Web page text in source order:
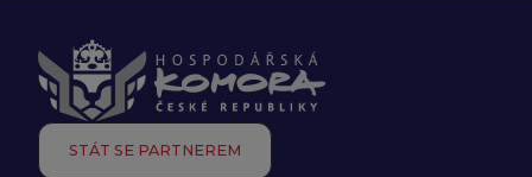
STÁT SE PARTNEREM